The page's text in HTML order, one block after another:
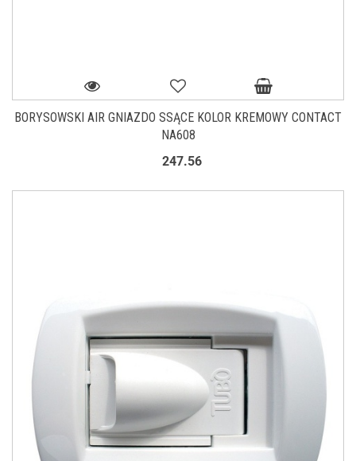
BORYSOWSKI AIR GNIAZDO SSĄCE KOLOR KREMOWY CONTACT
NA608
247.56